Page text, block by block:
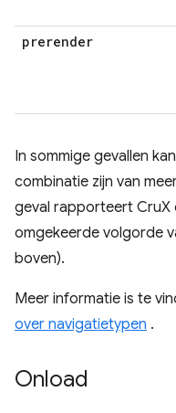
prerender
In sommige gevallen
combinatie zijn van
geval rapporteert CruX
omgekeerde volgorde
boven).
Meer informatie is te
over navigatietypen .
Onload